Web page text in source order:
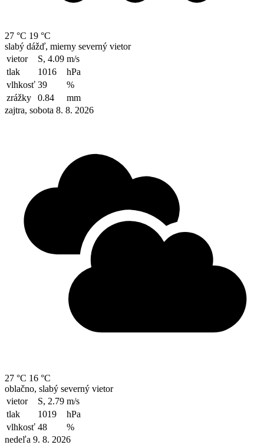
27 °C 19 °C
slabý dážď, mierny severný vietor
vietor
S, 4.09 m/s
tlak
1016
hPa
vlhkosť 39
%
zrážky
0.84
mm
zajtra, sobota 8. 8. 2026
27 °C 16 °C
oblačno, slabý severný vietor
vietor
S, 2.79 m/s
tlak
1019
hPa
vlhkosť 48
%
nedeľa 9. 8. 2026